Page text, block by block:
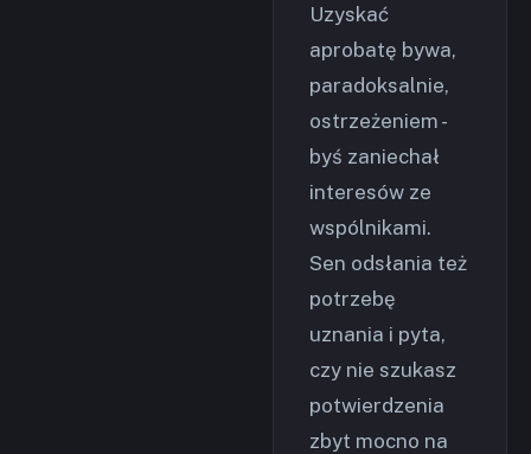
Uzyskać
aprobatę bywa,
paradoksalnie,
ostrzeżeniem -
byś zaniechał
interesów ze
wspólnikami.
Sen odsłania też
potrzebę
uznania i pyta,
czy nie szukasz
potwierdzenia
zbyt mocno na